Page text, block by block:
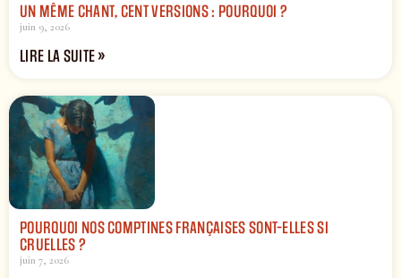
UN MÊME CHANT, CENT VERSIONS : POURQUOI ?
juin 9, 2026
LIRE LA SUITE »
POURQUOI NOS COMPTINES FRANÇAISES SONT-ELLES SI
CRUELLES ?
juin 7, 2026